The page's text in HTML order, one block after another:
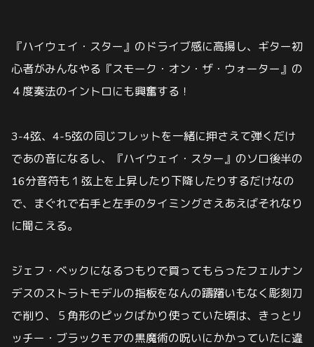
『ハイウェイ・スター』のドライブ感に高揚し、ギター初
心者がみんなやる『スモーク・オン・ザ・ウォーター』の
４度奏法のイントロにも興奮する！
3-4弦、4-5弦の同じフレットを一緒に押さえて弾くだけ
であの音になるし、『ハイウェイ・スター』のソロ後半の
16分音符も １弦上を上昇したり下降したりするだけなの
で、まぐれで右手と左手のタイミングさえあえばそれなり
に聞こえる。
ジェフ・ベックになるつもりで買ってもらったフェルナン
デスのストラトモデルの指板をなんの躊躇いもなく彫刻刀
で削り、
５角形のピックばかり使っていた頃は、きっとリ
ッチー・ブラックモアの黒魔術の呪いにかかっていたに違